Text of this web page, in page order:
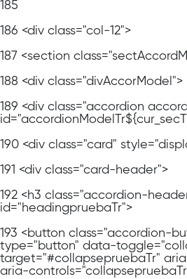
185
186 <div class="col-12">
187 <section
188 <div class="divAccorModel">
189 <div class="accordion
190 <div class="card"
191 <div class="card-header">
192 <h3 class="accordion-
id="headingpruebaTr">
193 <button class="accordion-
type="button" data-
target="#collapsepruebaTr"
aria-